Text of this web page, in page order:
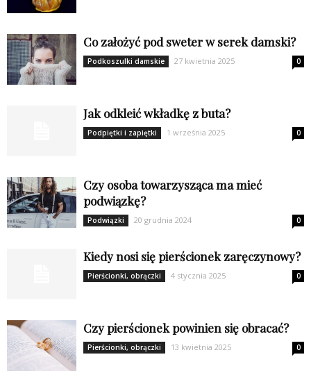
Co założyć pod sweter w serek damski?
Podkoszulki damskie 27 kwietnia 2025 0
Jak odkleić wkładkę z buta?
Podpiętki i zapiętki 1 września 2025 0
Czy osoba towarzysząca ma mieć
podwiązkę?
Podwiązki 20 grudnia 2024 0
Kiedy nosi się pierścionek zaręczynowy?
Pierścionki, obrączki 4 stycznia 2025 0
Czy pierścionek powinien się obracać?
Pierścionki, obrączki 13 kwietnia 2025 0